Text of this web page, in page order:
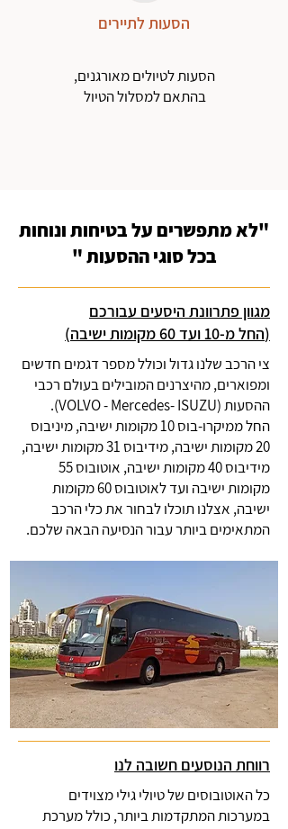
הסעות לתיירים
הסעות לטיולים מאורגנים,
בהתאם למסלול הטיול
"לא מתפשרים על בטיחות ונוחות
בכל סוגי ההסעות "
מגוון פתרוונת היסעים עבורכם
(החל מ-10 ועד 60 מקומות ישיבה)
צי הרכב שלנו גדול וכולל מספר דגמים חדשים
ומפוארים, מהיצרנים המובילים בעולם רכבי
ההסעות (VOLVO - Mercedes- ISUZU).
החל ממיקרו-בוס 10 מקומות ישיבה, מיניבוס
20 מקומות ישיבה, מידיבוס 31 מקומות ישיבה,
מידיבוס 40 מקומות ישיבה, אוטובוס 55
מקומות ישיבה ועד לאוטובוס 60 מקומות
ישיבה, אצלנו תוכלו לבחור את כלי הרכב
המתאימים ביותר עבור הנסיעה הבאה שלכם.
רווחת הנוסעים חשובה לנו
כל האוטובוסים של טיולי גילי מצוידים
במערכות המתקדמות ביותר, כולל מערכת